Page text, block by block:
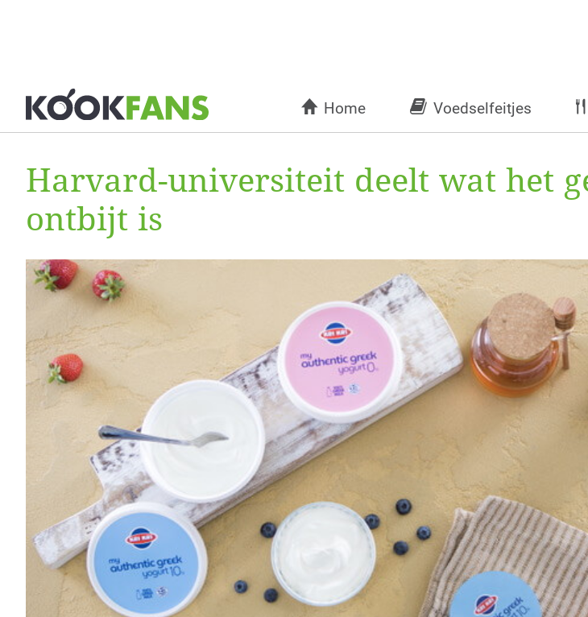
Home Voedselfeitjes
Harvard-universiteit deelt wat het
ontbijt is